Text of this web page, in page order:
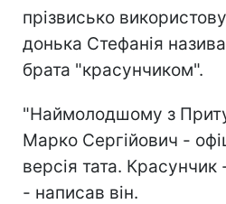
прізвисько
донька Стефанія
брата "красунчиком".
"Наймолодшому з
Марко Сергійович -
версія тата. Красунчик
- написав він.